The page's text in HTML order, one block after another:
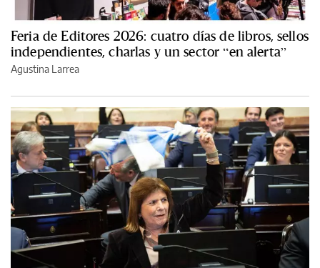
Feria de Editores 2026: cuatro días de libros, sellos
independientes, charlas y un sector “en alerta”
Agustina Larrea